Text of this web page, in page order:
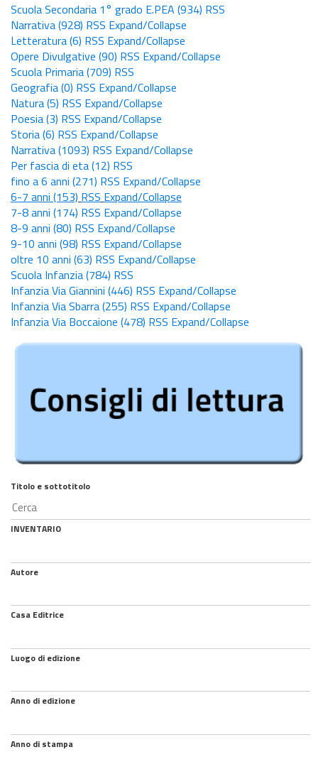
Scuola Secondaria 1° grado E.PEA (934) RSS
Narrativa(928) RSS Expand/Collapse
Letteratura(6) RSS Expand/Collapse
Opere Divulgative (90) RSS Expand/Collapse
Scuola Primaria(709) RSS
Geografia(0) RSS Expand/Collapse
Natura(5) RSS Expand/Collapse
Poesia(3) RSS Expand/Collapse
Storia(6) RSS Expand/Collapse
Narrativa(1093) RSS Expand/Collapse
Per fascia di eta(12) RSS
fino a 6 anni (271) RSS Expand/Collapse
6-7 anni (153) RSS Expand/Collapse
7-8 anni (174) RSS Expand/Collapse
8-9 anni (80) RSS Expand/Collapse
9-10 anni (98) RSS Expand/Collapse
oltre 10 anni (63) RSS Expand/Collapse
Scuola Infanzia(784) RSS
Infanzia Via Giannini (446) RSS Expand/Collapse
Infanzia Via Sbarra(255) RSS Expand/Collapse
Infanzia Via Boccaione (478) RSS Expand/Collapse
Titolo e sottotitolo
INVENTARIO
Autore
Casa Editrice
Luogo di edizione
Anno di edizione
Anno di stampa